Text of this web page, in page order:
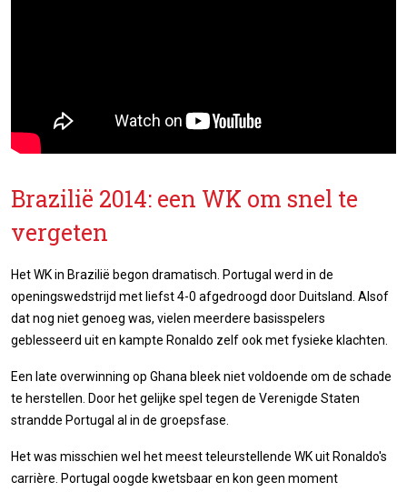
Brazilië 2014: een WK om snel te
vergeten
Het WK in Brazilië begon dramatisch. Portugal werd in de
openingswedstrijd met liefst 4-0 afgedroogd door Duitsland. Alsof
dat nog niet genoeg was, vielen meerdere basisspelers
geblesseerd uit en kampte Ronaldo zelf ook met fysieke klachten.
Een late overwinning op Ghana bleek niet voldoende om de schade
te herstellen. Door het gelijke spel tegen de Verenigde Staten
strandde Portugal al in de groepsfase.
Het was misschien wel het meest teleurstellende WK uit Ronaldo's
carrière. Portugal oogde kwetsbaar en kon geen moment